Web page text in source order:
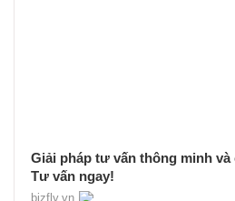
Giải pháp tư vấn thông minh
Tư vấn ngay!
bizfly.vn